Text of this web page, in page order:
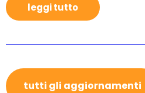
leggi tutto
tutti gli aggiornamenti